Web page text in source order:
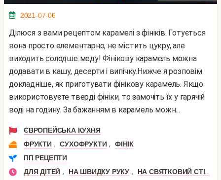
2021-07-06
Ділюся з вами рецептом карамелі з фініків. Готується
вона просто елементарно, не містить цукру, але
виходить солодше меду! Фінікову карамель можна
додавати в кашу, десерти і випічку.Нижче я розповім
докладніше, як приготувати фінікову карамель. Якщо
використовуєте тверді фініки, то замочіть їх у гарячій
воді на годину. За бажанням в карамель можн...
ЄВРОПЕЙСЬКА КУХНЯ
ФРУКТИ , СУХОФРУКТИ ,
ФІНІК
ПП РЕЦЕПТИ
ДЛЯ ДІТЕЙ , НА ШВИДКУ РУКУ , НА СВЯТКОВИЙ СТІЛ